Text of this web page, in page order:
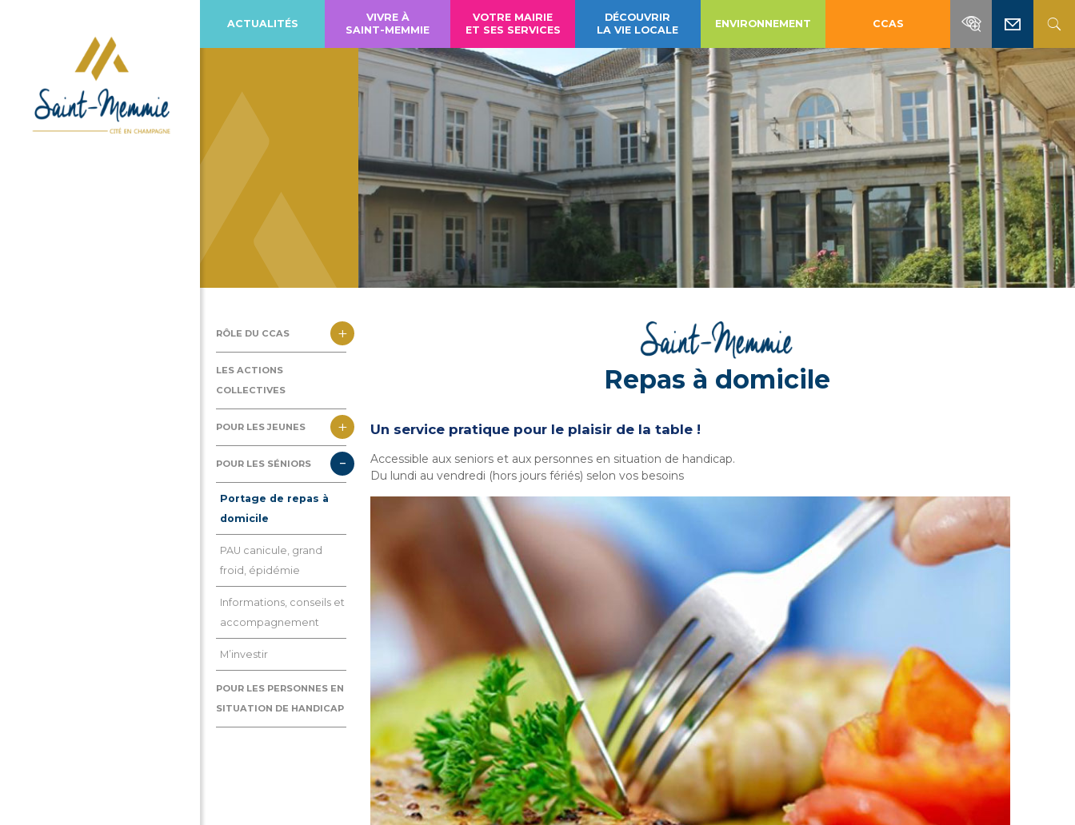
ACTUALITÉS
VIVRE À
SAINT-MEMMIE
VOTRE MAIRIE
ET SES SERVICES
DÉCOUVRIR
LA VIE LOCALE
ENVIRONNEMENT CCAS
RÔLE DU CCAS +
Qu’est-ce que le CCAS?
logement
Emploi-insertion – Aide
au numérique et aux
démarches en ligne
Droits, justice,
médiation, violences
LES ACTIONS
COLLECTIVES
POUR LES JEUNES +
Ville amie des enfants
POUR LES SÉNIORS -
Portage de repas à
domicile
PAU canicule, grand
froid, épidémie
Informations, conseils et
accompagnement
M’investir
POUR LES PERSONNES EN
SITUATION DE HANDICAP
Repas à domicile
Un service pratique pour le plaisir de la table !
Accessible aux seniors et aux personnes en situation de handicap.
Du lundi au vendredi (hors jours fériés) selon vos besoins